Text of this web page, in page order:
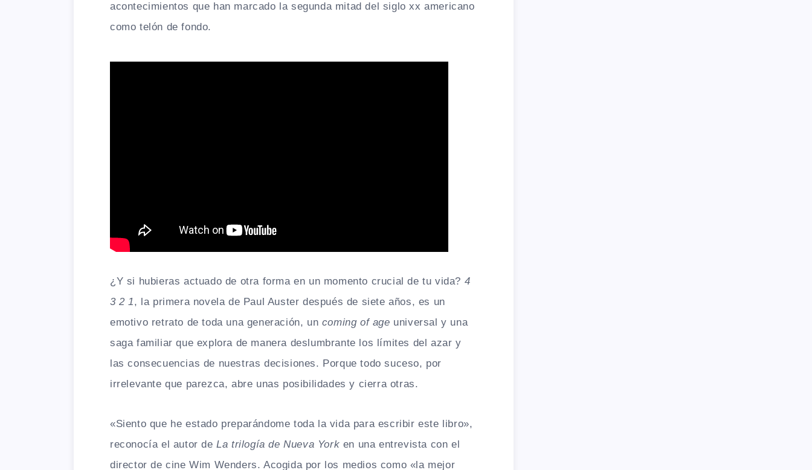
acontecimientos que han marcado la segunda mitad del siglo xx americano
como telón de fondo.
¿Y si hubieras actuado de otra forma en un momento crucial de tu vida? 4
3 2 1, la primera novela de Paul Auster después de siete años, es un
emotivo retrato de toda una generación, un coming of age universal y una
saga familiar que explora de manera deslumbrante los límites del azar y
las consecuencias de nuestras decisiones. Porque todo suceso, por
irrelevante que parezca, abre unas posibilidades y cierra otras.
«Siento que he estado preparándome toda la vida para escribir este libro»,
reconocía el autor deLa trilogía de Nueva York en una entrevista con el
director de cine Wim Wenders. Acogida por los medios como «la mejor